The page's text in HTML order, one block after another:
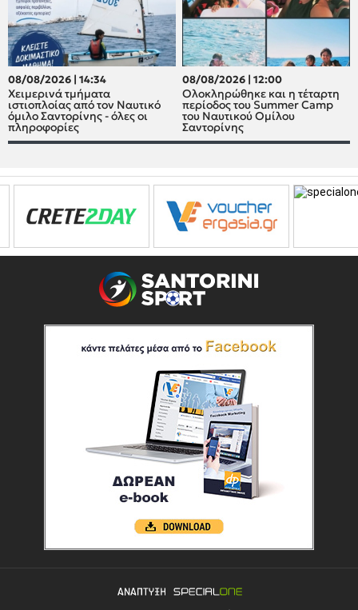
08/08/2026 | 14:34
Χειμερινά τμήματα
ιστιοπλοίας από τον Ναυτικό
όμιλο Σαντορίνης - όλες οι
πληροφορίες
08/08/2026 | 12:00
Oλοκληρώθηκε και η τέταρτη
περίοδος του Summer Camp
του Ναυτικού Ομίλου
Σαντορίνης